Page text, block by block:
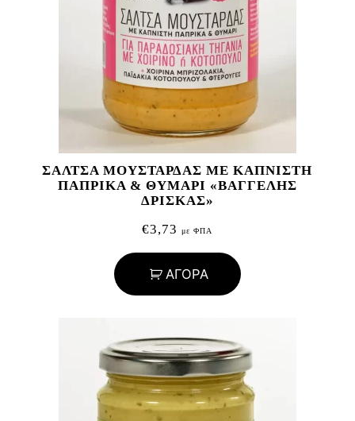
ΣΑΛΤΣΑ ΜΟΥΣΤΑΡΔΑΣ ΜΕ ΚΑΠΝΙΣΤΗ
ΠΑΠΡΙΚΑ & ΘΥΜΑΡΙ «ΒΑΓΓΕΛΗΣ
ΔΡΙΣΚΑΣ»
€3,73 με ΦΠΑ
ΑΓΟΡΑ